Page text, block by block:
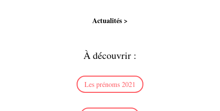
Actualités >
À découvrir :
Les prénoms 2021